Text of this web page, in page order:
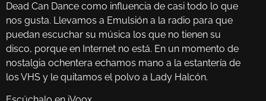
Dead Can Dance como influencia de casi todo lo que
nos gusta. Llevamos a Emulsión a la radio para que
puedan escuchar su música los que no tienen su
disco, porque en Internet no está. En un momento de
nostalgia ochentera echamos mano a la estantería de
los VHS y le quitamos el polvo a Lady Halcón.